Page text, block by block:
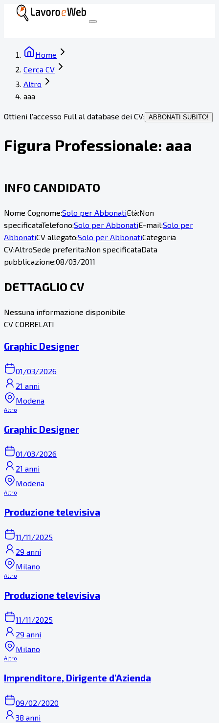
Home
Cerca CV
Altro
aaa
Ottieni l'accesso Full al database dei CV: ABBONATI SUBITO!
Figura Professionale: aaa
INFO CANDIDATO
Nome Cognome:Solo per AbbonatiEtà:Non
specificataTelefono:Solo per AbbonatiE-mail:Solo per
AbbonatiCV allegato:Solo per AbbonatiCategoria
CV:AltroSede preferita:Non specificataData
pubblicazione:08/03/2011
DETTAGLIO CV
Nessuna informazione disponibile
CV CORRELATI
Graphic Designer
01/03/2026
21 anni
Modena
Altro
Graphic Designer
01/03/2026
21 anni
Modena
Altro
Produzione televisiva
11/11/2025
29 anni
Milano
Altro
Produzione televisiva
11/11/2025
29 anni
Milano
Altro
Imprenditore, Dirigente d'Azienda
09/02/2020
38 anni